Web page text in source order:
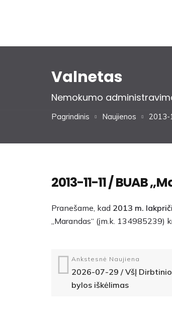
Valnetas
Nemokumo
Pagrindinis Naujienos 2013-
2013-11-11 / BUAB
Pranešame, kad 2013 m.
,,Marandas“ (įm.k. 134985239)
Ankstesnė Naujiena
2026-07-29 / VšĮ
bylos iškėlimas